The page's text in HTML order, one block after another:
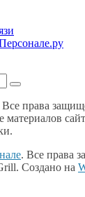
Все права
. Все права
Создано на